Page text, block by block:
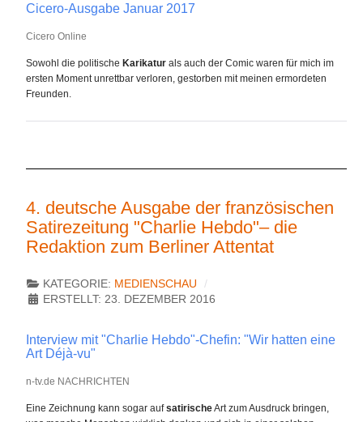
Cicero-Ausgabe Januar 2017
Cicero Online
Sowohl die politische Karikatur als auch der Comic waren für mich im
ersten Moment unrettbar verloren, gestorben mit meinen ermordeten
Freunden.
4. deutsche Ausgabe der französischen
Satirezeitung "Charlie Hebdo"– die
Redaktion zum Berliner Attentat
KATEGORIE: MEDIENSCHAU
ERSTELLT: 23. DEZEMBER 2016
Interview mit "Charlie Hebdo"-Chefin: "Wir hatten eine
Art Déjà-vu"
n-tv.de NACHRICHTEN
Eine Zeichnung kann sogar aufsatirischeArt zum Ausdruck bringen,